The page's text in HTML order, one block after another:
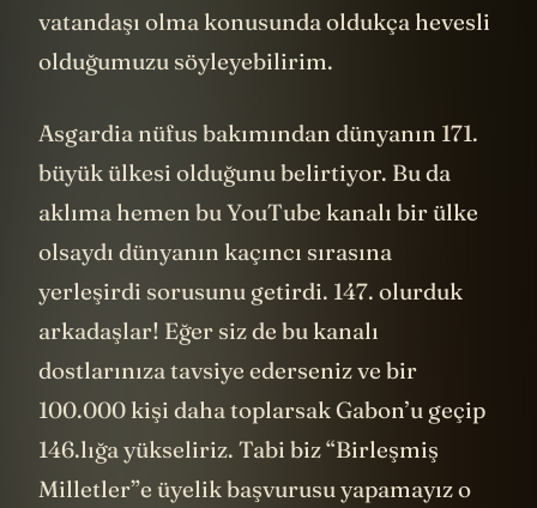
vatandaşı olma konusunda oldukça hevesli
olduğumuzu söyleyebilirim.
Asgardia nüfus bakımından dünyanın 171.
büyük ülkesi olduğunu belirtiyor. Bu da
aklıma hemen bu YouTube kanalı bir ülke
olsaydı dünyanın kaçıncı sırasına
yerleşirdi sorusunu getirdi. 147. olurduk
arkadaşlar! Eğer siz de bu kanalı
dostlarınıza tavsiye ederseniz ve bir
100.000 kişi daha toplarsak Gabon’u geçip
146.lığa yükseliriz. Tabi biz “Birleşmiş
Milletler”e üyelik başvurusu yapamayız o